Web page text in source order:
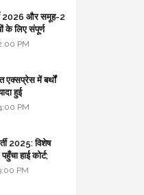
2026 और समूह-2
के लिए संपूर्ण
PM
एक्सप्रेस में बर्थों
हुई
PM
2025: विशेष
हाई कोर्ट;
PM